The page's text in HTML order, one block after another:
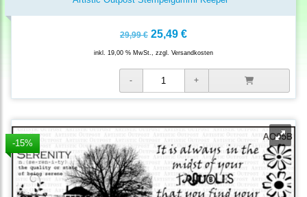
29,99 € 25,49 €
inkl. 19,00 % MwSt., zzgl. Versandkosten
-15%